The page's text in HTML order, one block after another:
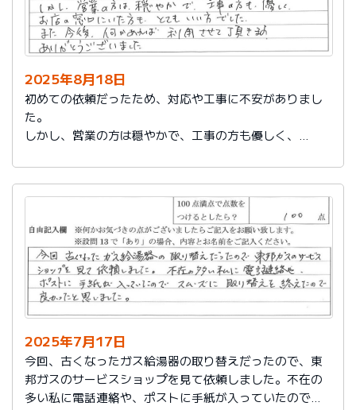
2025年8月18日
初めての依頼だったため、対応や工事に不安がありまし
た。
しかし、営業の方は穏やかで、工事の方も優しく、
また今後、何かあれば利用させて頂きます。
ありがとうございました。
2025年7月17日
今回、古くなったガス給湯器の取り替えだったので、東
邦ガスのサービスショップを見て依頼しました。不在の
多い私に電話連絡や、ポストに手紙が入っていたので、